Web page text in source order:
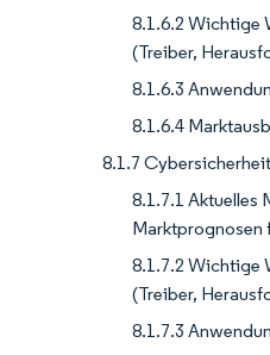
8.1.6.2 Wichtige
(Treiber,
8.1.6.3
8.1.6.4
8.1.7 Cybersicherheit
8.1.7.1 Aktuelles
Marktprognosen
8.1.7.2 Wichtige
(Treiber,
8.1.7.3